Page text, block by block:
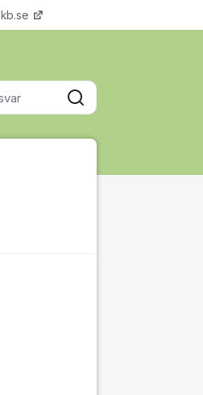
Sök
kb.se Fler supportlänkar